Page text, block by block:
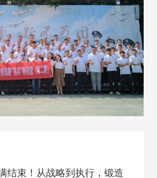
结束！从战略到执行，锻造